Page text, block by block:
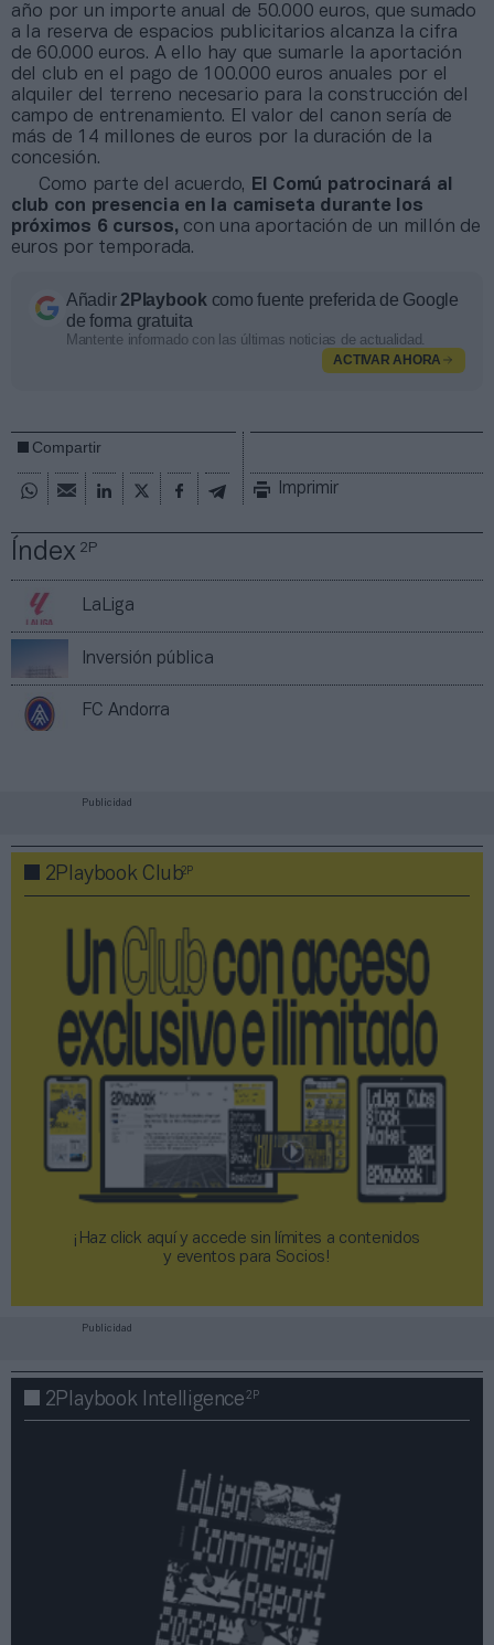
Índex2P
LaLiga
Inversión pública
FC Andorra
año por un importe anual de 50.000 euros, que sumado
a la reserva de espacios publicitarios alcanza la cifra
de 60.000 euros. A ello hay que sumarle la aportación
del club en el pago de 100.000 euros anuales por el
alquiler del terreno necesario para la construcción del
campo de entrenamiento. El valor del canon sería de
más de 14 millones de euros por la duración de la
concesión.
Como parte del acuerdo,
El Comú patrocinará al
club con presencia en la camiseta durante los
próximos 6 cursos, con una aportación de un millón de
euros por temporada.
Añadir2Playbook como fuente preferida de Google
de forma gratuita
Mantente informado con las últimas noticias de actualidad.
ACTIVAR AHORA
Compartir
Imprimir
Publicidad
2Playbook Club2P
¡Haz click aquí y accede sin límites a contenidos
y eventos para Socios!​​​​​​​
Publicidad
2Playbook Intelligence2P